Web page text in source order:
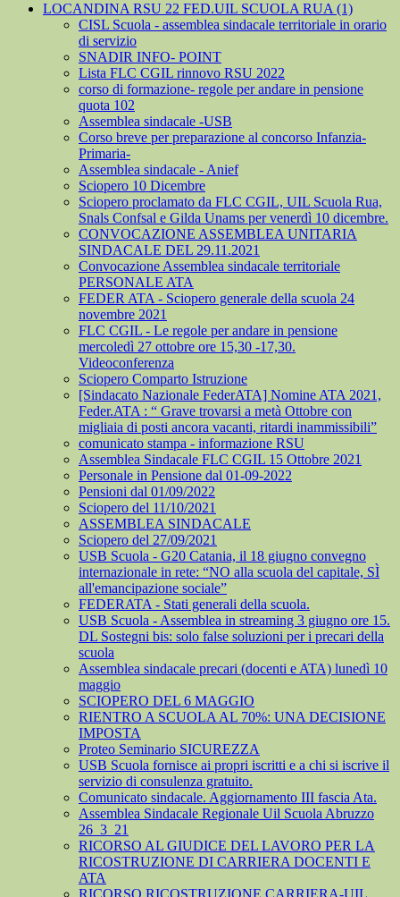
LOCANDINA RSU 22 FED.UIL SCUOLA RUA (1)
CISL Scuola - assemblea sindacale territoriale in orario
di servizio
SNADIR INFO- POINT
Lista FLC CGIL rinnovo RSU 2022
corso di formazione- regole per andare in pensione
quota 102
Assemblea sindacale -USB
Corso breve per preparazione al concorso Infanzia-
Primaria-
Assemblea sindacale - Anief
Sciopero 10 Dicembre
Sciopero proclamato da FLC CGIL, UIL Scuola Rua,
Snals Confsal e Gilda Unams per venerdì 10 dicembre.
CONVOCAZIONE ASSEMBLEA UNITARIA
SINDACALE DEL 29.11.2021
Convocazione Assemblea sindacale territoriale
PERSONALE ATA
FEDER ATA - Sciopero generale della scuola 24
novembre 2021
FLC CGIL - Le regole per andare in pensione
mercoledì 27 ottobre ore 15,30 -17,30.
Videoconferenza
Sciopero Comparto Istruzione
[Sindacato Nazionale FederATA] Nomine ATA 2021,
Feder.ATA : “ Grave trovarsi a metà Ottobre con
migliaia di posti ancora vacanti, ritardi inammissibili”
comunicato stampa - informazione RSU
Assemblea Sindacale FLC CGIL 15 Ottobre 2021
Personale in Pensione dal 01-09-2022
Pensioni dal 01/09/2022
Sciopero del 11/10/2021
ASSEMBLEA SINDACALE
Sciopero del 27/09/2021
USB Scuola - G20 Catania, il 18 giugno convegno
internazionale in rete: “NO alla scuola del capitale, SÌ
all'emancipazione sociale”
FEDERATA - Stati generali della scuola.
USB Scuola - Assemblea in streaming 3 giugno ore 15.
DL Sostegni bis: solo false soluzioni per i precari della
scuola
Assemblea sindacale precari (docenti e ATA) lunedì 10
maggio
SCIOPERO DEL 6 MAGGIO
RIENTRO A SCUOLA AL 70%: UNA DECISIONE
IMPOSTA
Proteo Seminario SICUREZZA
USB Scuola fornisce ai propri iscritti e a chi si iscrive il
servizio di consulenza gratuito.
Comunicato sindacale. Aggiornamento III fascia Ata.
Assemblea Sindacale Regionale Uil Scuola Abruzzo
26_3_21
RICORSO AL GIUDICE DEL LAVORO PER LA
RICOSTRUZIONE DI CARRIERA DOCENTI E
ATA